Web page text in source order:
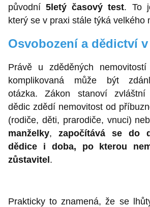
původní5letý časový test. To
který se v praxi stále týká velkého
Osvobození a dědictví
Právě u zděděných
komplikovaná může být
otázka. Zákon stanoví zvláštní
dědic zdědí nemovitost od
(rodiče, děti, prarodiče, vnuci)
manželky, započítává se do
dědice i doba, po kterou
zůstavitel .
Prakticky to znamená, že se